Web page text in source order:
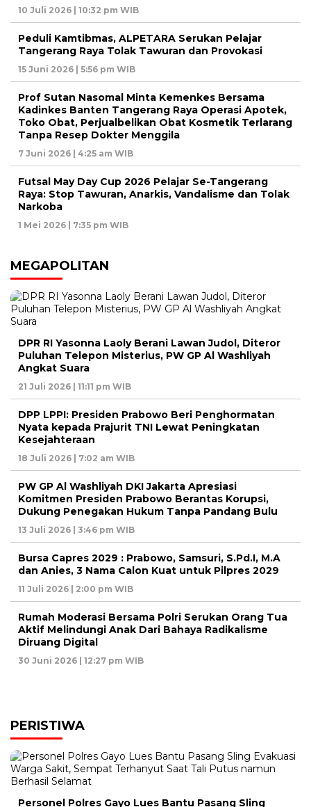
10 Juli 2026 | 10:32 pm WIB
Peduli Kamtibmas, ALPETARA Serukan Pelajar
Tangerang Raya Tolak Tawuran dan Provokasi
15 Juni 2026 | 5:56 pm WIB
Prof Sutan Nasomal Minta Kemenkes Bersama
Kadinkes Banten Tangerang Raya Operasi Apotek,
Toko Obat, Perjualbelikan Obat Kosmetik Terlarang
Tanpa Resep Dokter Menggila
7 Juni 2026 | 4:25 am WIB
Futsal May Day Cup 2026 Pelajar Se-Tangerang
Raya: Stop Tawuran, Anarkis, Vandalisme dan Tolak
Narkoba
1 Mei 2026 | 7:35 pm WIB
MEGAPOLITAN
DPR RI Yasonna Laoly Berani Lawan Judol, Diteror
Puluhan Telepon Misterius, PW GP Al Washliyah
Angkat Suara
21 Juli 2026 | 11:11 pm WIB
DPP LPPI: Presiden Prabowo Beri Penghormatan
Nyata kepada Prajurit TNI Lewat Peningkatan
Kesejahteraan
18 Juli 2026 | 7:02 am WIB
PW GP Al Washliyah DKI Jakarta Apresiasi
Komitmen Presiden Prabowo Berantas Korupsi,
Dukung Penegakan Hukum Tanpa Pandang Bulu
13 Juli 2026 | 3:46 pm WIB
Bursa Capres 2029 : Prabowo, Samsuri, S.Pd.I, M.A
dan Anies, 3 Nama Calon Kuat untuk Pilpres 2029
11 Juli 2026 | 2:00 pm WIB
Rumah Moderasi Bersama Polri Serukan Orang Tua
Aktif Melindungi Anak Dari Bahaya Radikalisme
Diruang Digital
30 Juni 2026 | 12:27 pm WIB
PERISTIWA
Personel Polres Gayo Lues Bantu Pasang Sling